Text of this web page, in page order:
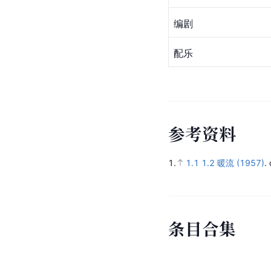
编剧
配乐
参考资料
1. 1.1 1.2 暖流 (1957).
条目合集